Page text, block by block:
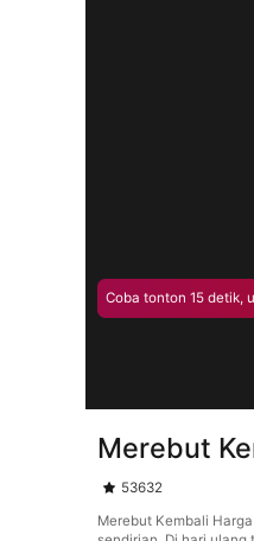
Coba tonton 15 detik,
Merebut
53632
Merebut Kembali